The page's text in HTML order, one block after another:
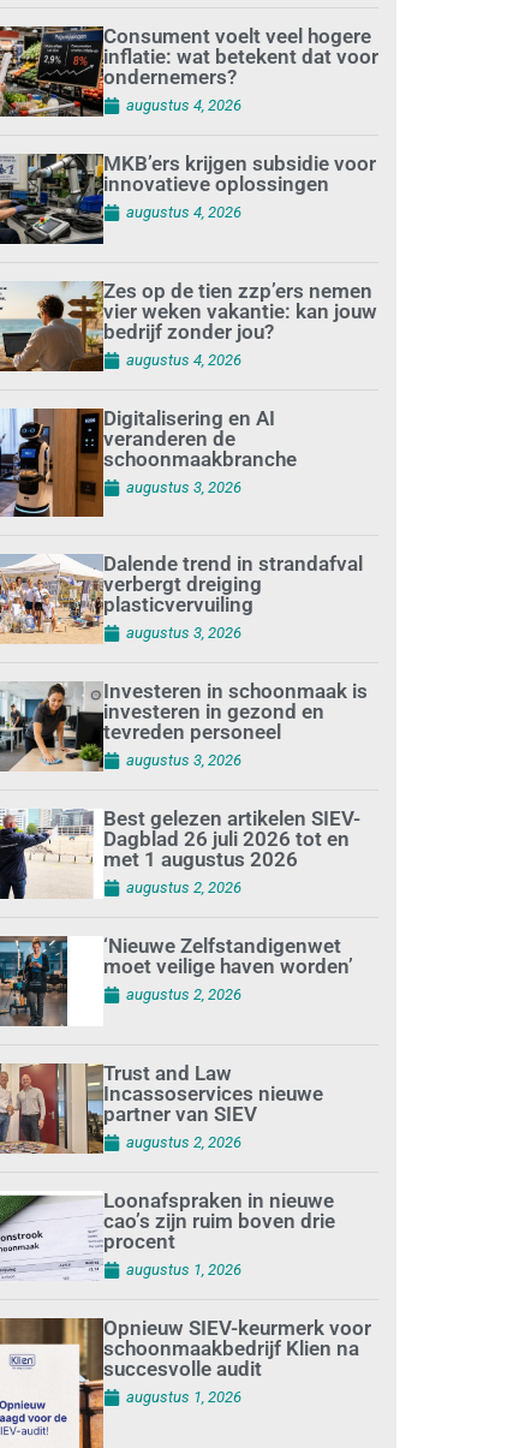
Consument voelt veel hogere
inflatie: wat betekent dat voor
ondernemers?
augustus 4, 2026
MKB’ers krijgen subsidie voor
innovatieve oplossingen
augustus 4, 2026
Zes op de tien zzp’ers nemen
vier weken vakantie: kan jouw
bedrijf zonder jou?
augustus 4, 2026
Digitalisering en AI
veranderen de
schoonmaakbranche
augustus 3, 2026
Dalende trend in strandafval
verbergt dreiging
plasticvervuiling
augustus 3, 2026
Investeren in schoonmaak is
investeren in gezond en
tevreden personeel
augustus 3, 2026
Best gelezen artikelen SIEV-
Dagblad 26 juli 2026 tot en
met 1 augustus 2026
augustus 2, 2026
‘Nieuwe Zelfstandigenwet
moet veilige haven worden’
augustus 2, 2026
Trust and Law
Incassoservices nieuwe
partner van SIEV
augustus 2, 2026
Loonafspraken in nieuwe
cao’s zijn ruim boven drie
procent
augustus 1, 2026
Opnieuw SIEV-keurmerk voor
schoonmaakbedrijf Klien na
succesvolle audit
augustus 1, 2026